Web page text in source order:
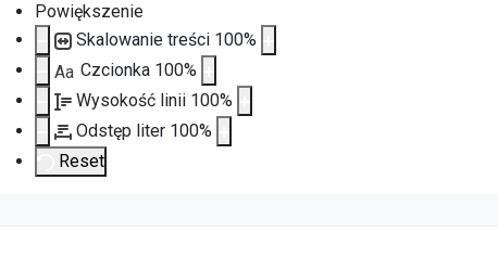
Powiększenie
Skalowanie treści 100%
Aa Czcionka 100%
Wysokość linii 100%
Odstęp liter 100%
Reset